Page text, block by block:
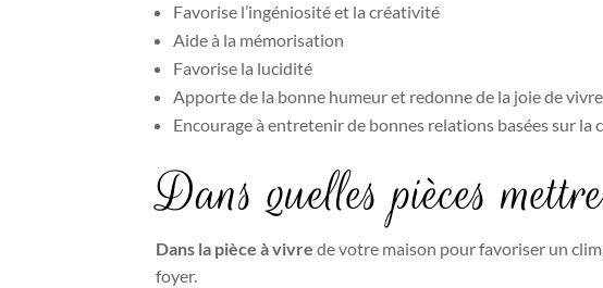
Favorise l’ingéniosité et la créativité
Aide à la mémorisation
Favorise la lucidité
Apporte de la bonne humeur et redonne de la joie de
Encourage à entretenir de bonnes relations basées sur
Dans quelles pièces
Dans la pièce à vivre de votre maison pour favoriser un
foyer.